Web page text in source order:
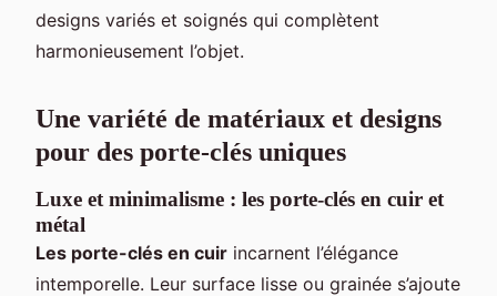
designs variés et soignés qui complètent
harmonieusement l’objet.
Une variété de matériaux et designs
pour des porte-clés uniques
Luxe et minimalisme : les porte-clés en cuir et
métal
Les porte-clés en cuir incarnent l’élégance
intemporelle. Leur surface lisse ou grainée s’ajoute